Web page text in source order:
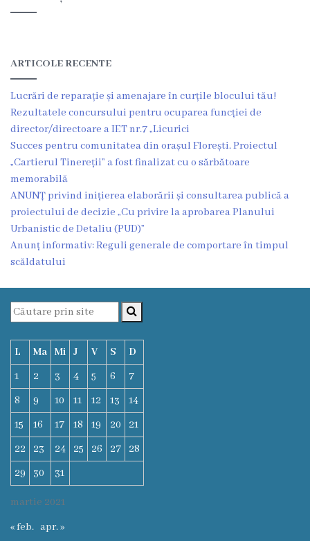
Consilieri
Regulamentul
Consiliului
Ședințele
Consiliului
online
Deciziile
Procese-
verbale
ale
Consiliului
Ședințe
online
Or.
ARTICOLE RECENTE
Lucrări de reparație și amenajare în curțile blocului tău!
Rezultatele concursului pentru ocuparea funcției de
director/directoare a IET nr.7 „Licurici
Succes pentru comunitatea din orașul Florești. Proiectul
„Cartierul Tinereții” a fost finalizat cu o sărbătoare
memorabilă
ANUNȚ privind inițierea elaborării și consultarea publică a
proiectului de decizie „Cu privire la aprobarea Planului
Urbanistic de Detaliu (PUD)”
Anunț informativ: Reguli generale de comportare în timpul
scăldatului
martie 2021
L Ma Mi J V S
D
1
2 3 4 5 6
7
8
9 10 11 12 13
14
15
16 17 18 19 20
21
22
23 24 25 26 27
28
29
30 31
« feb. apr. »